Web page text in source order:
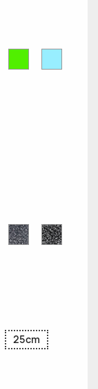
OpacoOpaco
Grigio
Glitter
Nero
Glitter
25cm